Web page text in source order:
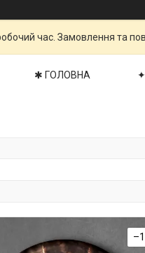
час. Замовлення та
✱ ГОЛОВНА